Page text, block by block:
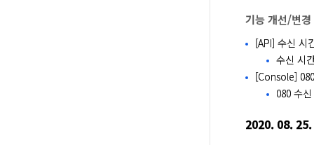
기능 개선/변경
[API] 수신 시
수신 시
[Console]
080 수
2020. 08. 25.